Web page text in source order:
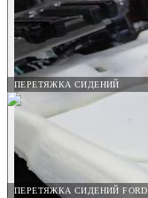
ПЕРЕТЯЖКА СИДЕНИЙ
ПЕРЕТЯЖКА СИДЕНИЙ FORD